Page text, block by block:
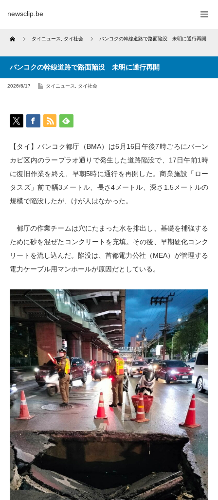
newsclip.be
Home タイニュース タイ社会 バンコクの幹線道路で路面陥没 未明に通行再開
バンコクの幹線道路で路面陥没 未明に通行再開
2026/6/17 タイニュース タイ社会
【タイ】バンコク都庁（BMA）は6月16日午後7時ごろにバーン
カピ区内のラープラオ通りで発生した道路陥没で、17日午前1時
に復旧作業を終え、早朝5時に通行を再開した。商業施設「ロー
タスズ」前で幅3メートル、長さ4メートル、深さ1.5メートルの
規模で陥没したが、けが人はなかった。
都庁の作業チームは穴にたまった水を排出し、基礎を補強する
ために砂を混ぜたコンクリートを充填。その後、早期硬化コンク
リートを流し込んだ。陥没は、首都電力公社（MEA）が管理する
電力ケーブル用マンホールが原因だとしている。